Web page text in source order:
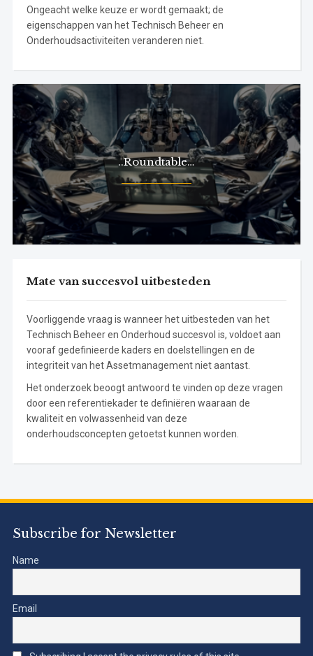
Ongeacht welke keuze er wordt gemaakt; de
eigenschappen van het Technisch Beheer en
Onderhoudsactiviteiten veranderen niet.
..Roundtable…
Mate van succesvol uitbesteden
Voorliggende vraag is wanneer het uitbesteden van het
Technisch Beheer en Onderhoud succesvol is, voldoet aan
vooraf gedefinieerde kaders en doelstellingen en de
integriteit van het Assetmanagement niet aantast.
Het onderzoek beoogt antwoord te vinden op deze vragen
door een referentiekader te definiëren waaraan de
kwaliteit en volwassenheid van deze
onderhoudsconcepten getoetst kunnen worden.
Subscribe for Newsletter
Name
Email